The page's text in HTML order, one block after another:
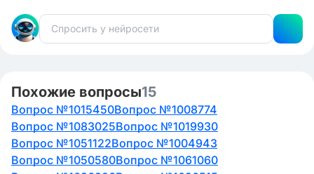
Похожие вопросы15
Вопрос №1015450Вопрос №1008774
Вопрос №1083025Вопрос №1019930
Вопрос №1051122Вопрос №1004943
Вопрос №1050580Вопрос №1061060